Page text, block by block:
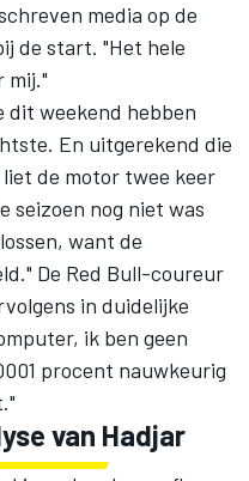
media op de
de start. "Het hele
mij."
dit weekend hebben
En uitgerekend die
de motor twee keer
seizoen nog niet was
want de
De Red Bull-coureur
in duidelijke
ik ben geen
procent nauwkeurig
van Hadjar